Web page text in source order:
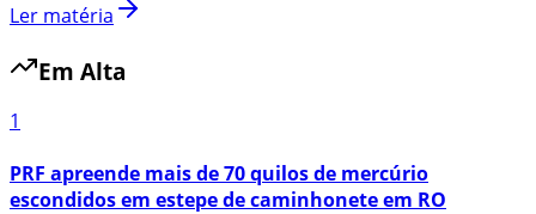
Ler matéria
Em Alta
1
PRF apreende mais de 70 quilos de mercúrio
escondidos em estepe de caminhonete em RO